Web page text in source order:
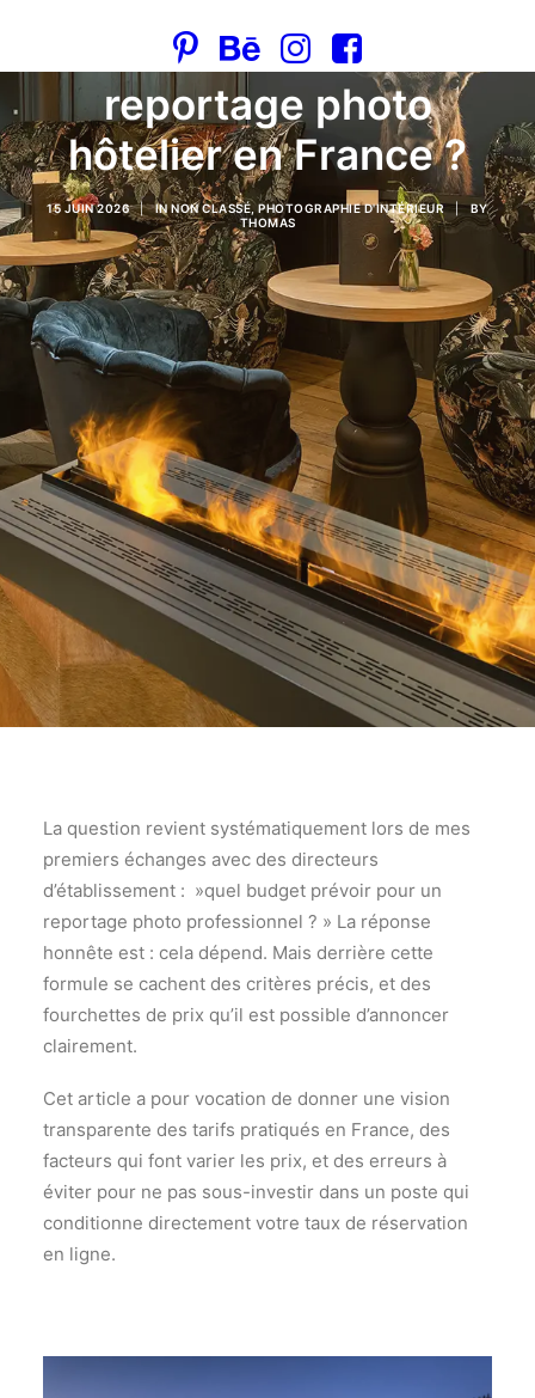
Combien coûte un
reportage photo
hôtelier en France ?
15 JUIN 2026 | INNON CLASSÉ,PHOTOGRAPHIE D'INTÉRIEUR |
BY
THOMAS
La question revient systématiquement lors de mes
premiers échanges avec des directeurs
d’établissement : »quel budget prévoir pour un
reportage photo professionnel ? » La réponse
honnête est : cela dépend. Mais derrière cette
formule se cachent des critères précis, et des
fourchettes de prix qu’il est possible d’annoncer
clairement.
Cet article a pour vocation de donner une vision
transparente des tarifs pratiqués en France, des
facteurs qui font varier les prix, et des erreurs à
éviter pour ne pas sous-investir dans un poste qui
conditionne directement votre taux de réservation
en ligne.